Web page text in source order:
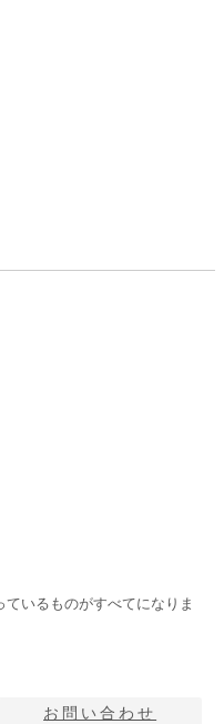
いるものがすべてになりま
お問い合わせ